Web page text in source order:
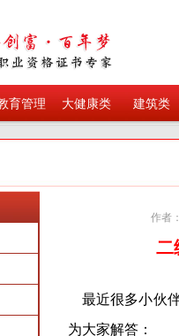
育管理 大健康类 建筑类
作者
二
最近很多小伙
为大家解答：